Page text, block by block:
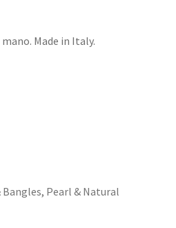
Made in Italy.
Bangles, Pearl & Natural